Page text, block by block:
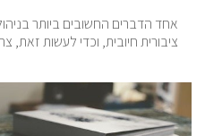
אחד הדברים החשובים ביותר
ציבורית חיובית, וכדי לעשות זאת,